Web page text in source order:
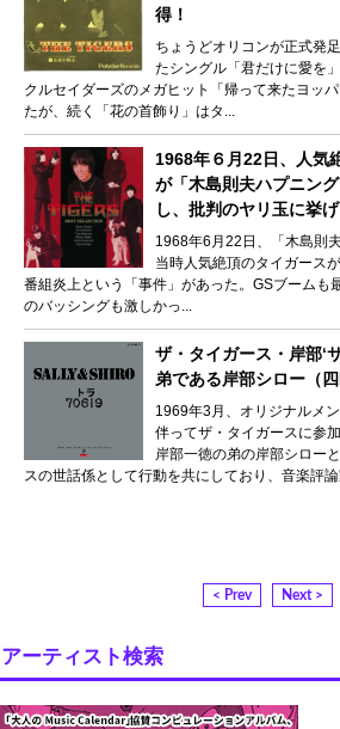
得！
ちょうどオリコンが正式発
たシングル「君だけに愛を
クルセイダーズのメガヒット「帰って来たヨッ
たが、続く「花の首飾り」はタ...
1968年６月22日、人気
が「木島則夫ハプニン
し、批判のヤリ玉に挙
1968年6月22日、「木島則
当時人気絶頂のタイガース
番組炎上という「事件」があった。GSブームも
のバッシングも激しかっ...
ザ・タイガース・岸部‘
弟である岸部シロー（
1969年3月、オリジナルメ
伴ってザ・タイガースに参
岸部一徳の弟の岸部シロー
スの世話係として行動を共にしており、音楽評
< Prev Next >
アーティスト検索